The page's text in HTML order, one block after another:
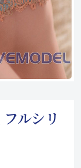
ルシリ